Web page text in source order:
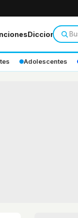
Diccionario
Adolescentes